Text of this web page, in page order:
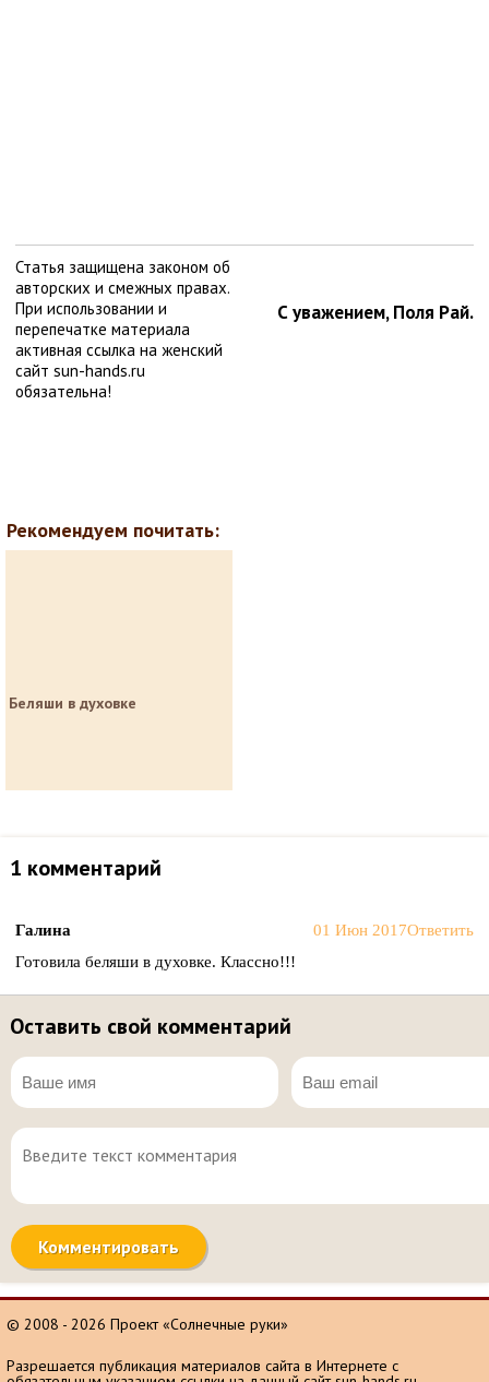
Статья защищена законом об
авторских и смежных правах.
При использовании и
перепечатке материала
активная ссылка на женский
сайт sun-hands.ru
обязательна!
С уважением, Поля Рай.
Рекомендуем почитать:
Беляши в духовке
1 комментарий
Галина 01 Июн 2017Ответить
Готовила беляши в духовке. Классно!!!
Оставить свой комментарий
© 2008 - 2026 Проект «Солнечные руки»
Разрешается публикация материалов сайта в Интернете с